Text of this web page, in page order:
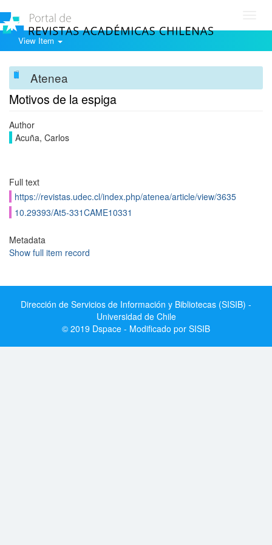
View Item
Atenea
Motivos de la espiga
Author
Acuña, Carlos
Full text
https://revistas.udec.cl/index.php/atenea/article/view/3635
10.29393/At5-331CAME10331
Metadata
Show full item record
Dirección de Servicios de Información y Bibliotecas (SISIB) -
Universidad de Chile
© 2019 Dspace - Modificado por SISIB